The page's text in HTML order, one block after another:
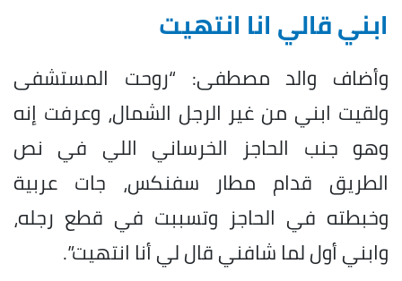
ابني قالي انا انتهيت
وأضاف والد مصطفى: “روحت المستشفى
ولقيت ابني من غير الرجل الشمال، وعرفت إنه
وهو جنب الحاجز الخرساني اللي في نص
الطريق قدام مطار سفنكس، جات عربية
وخبطته في الحاجز وتسببت في قطع رجله،
وابني أول لما شافني قال لي أنا انتهيت”.